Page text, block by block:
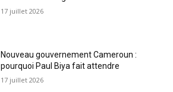
17 juillet 2026
Nouveau gouvernement Cameroun :
pourquoi Paul Biya fait attendre
17 juillet 2026